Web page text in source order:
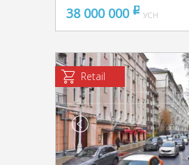
38 000 000 pуб
УСН
Retail